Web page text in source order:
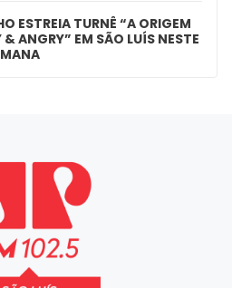
ESTREIA TURNÊ “A ORIGEM
& ANGRY” EM SÃO LUÍS NESTE